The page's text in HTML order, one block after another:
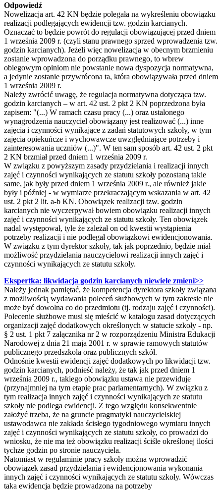
Odpowiedź
Nowelizacja art. 42 KN będzie polegała na wykreśleniu obowiązku
realizacji podlegających ewidencji tzw. godzin karcianych.
Oznaczać to będzie powrót do regulacji obowiązującej przed dniem
1 września 2009 r. (czyli stanu prawnego sprzed wprowadzenia tzw.
godzin karcianych). Jeżeli więc nowelizacja w obecnym brzmieniu
zostanie wprowadzona do porządku prawnego, to wbrew
obiegowym opiniom nie powstanie nowa dyspozycja normatywna,
a jedynie zostanie przywrócona ta, która obowiązywała przed dniem
1 września 2009 r.
Należy zwrócić uwagę, że regulacja normatywna dotycząca tzw.
godzin karcianych – w art. 42 ust. 2 pkt 2 KN poprzedzona była
zapisem: "(...) W ramach czasu pracy (...) oraz ustalonego
wynagrodzenia nauczyciel obowiązany jest realizować (...) inne
zajęcia i czynności wynikające z zadań statutowych szkoły, w tym
zajęcia opiekuńcze i wychowawcze uwzględniające potrzeby i
zainteresowania uczniów (...)". W ten sam sposób art. 42 ust. 2 pkt
2 KN brzmiał przed dniem 1 września 2009 r.
W związku z powyższym zasady przydzielania i realizacji innych
zajęć i czynności wynikających ze statutu szkoły pozostaną takie
same, jak były przed dniem 1 września 2009 r., ale również jakie
były i później - w wymiarze przekraczającym wskazania w art. 42
ust. 2 pkt 2 lit. a-b KN. Obowiązek realizacji tzw. godzin
karcianych nie wyczerpywał bowiem obowiązku realizacji innych
zajęć i czynności wynikających ze statutu szkoły. Ten obowiązek
nadal występował, tyle że zależał on od kwestii wystąpienia
potrzeby realizacji i nie podlegał obowiązkowi ewidencjonowania.
W związku z tym dyrektor szkoły, tak jak poprzednio, będzie miał
możliwość przydzielania nauczycielowi realizacji innych zajęć i
czynności wynikających ze statutu szkoły.
Ekspertka: likwidacja godzin karcianych niewiele zmieni>>
Należy jednak pamiętać, że kompetencja dyrektora szkoły związana
z możliwością wydawania poleceń służbowych w tym zakresie nie
może być dowolna co do przedmiotu (tj. rodzaju zajęć i czynności).
Polecenie służbowe musi się mieścić w katalogu zasad dotyczących
organizacji zajęć dodatkowych określonych w statucie szkoły - np.
§ 2 ust. 1 pkt 7 załącznika nr 2 w rozporządzeniu Ministra Edukacji
Narodowej z dnia 21 maja 2001 r. w sprawie ramowych statutów
publicznego przedszkola oraz publicznych szkół.
Odnośnie kwestii ewidencji zajęć dodatkowych po likwidacji tzw.
godzin karcianych, podnieść należy, że tak jak przed dniem 1
września 2009 r., takiego obowiązku ustawa nie przewiduje
(przynajmniej na tym etapie prac parlamentarnych). W związku z
tym realizacja innych zajęć i czynności wynikających ze statutu
szkoły nie podlega ewidencji. Z tego względu konsekwentnie
założyć trzeba, że na gruncie pragmatyki nauczycielskiej
ustawodawca nie zakłada ścisłego tygodniowego wymiaru innych
zajęć i czynności wynikających ze statutu szkoły, co prowadzi do
wniosku, że nie ma też obowiązku realizacji ściśle określonej ilości
tychże godzin po stronie nauczyciela.
Natomiast w regulaminie pracy szkoły można wprowadzić
obowiązek zasad przydzielania i ewidencjonowania wykonania
innych zajęć i czynności wynikających ze statutu szkoły. Wówczas
taka ewidencja będzie prowadzona na potrzeby